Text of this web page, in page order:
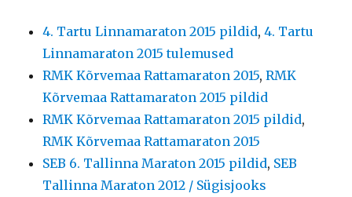
4. Tartu Linnamaraton 2015 pildid,4. Tartu
Linnamaraton 2015 tulemused
RMK Kõrvemaa Rattamaraton 2015,RMK
Kõrvemaa Rattamaraton 2015 pildid
RMK Kõrvemaa Rattamaraton 2015 pildid,
RMK Kõrvemaa Rattamaraton 2015
SEB 6. Tallinna Maraton 2015 pildid, SEB
Tallinna Maraton 2012 / Sügisjooks